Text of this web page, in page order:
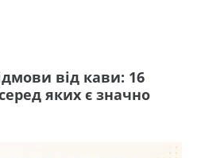
від кави: 16
яких є значно